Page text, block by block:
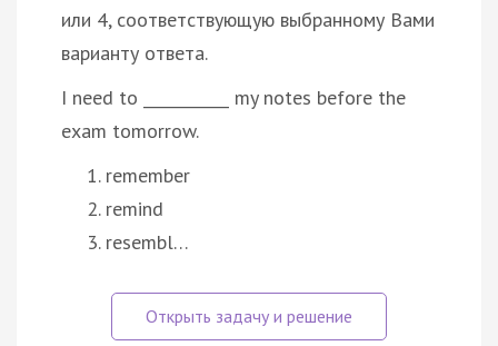
или 4, соответствующую выбранному Вами
варианту ответа.
I need to ___________ my notes before the
exam tomorrow.
remember
remind
resembl…